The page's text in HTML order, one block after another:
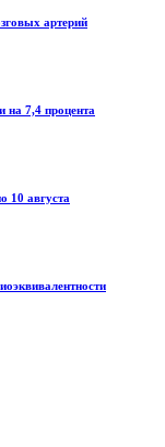
артерий
на 7,4 процента
10 августа